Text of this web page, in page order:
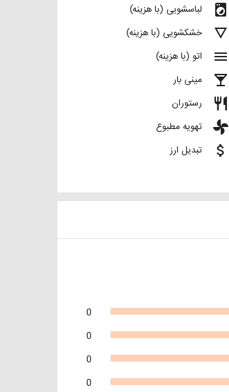
local_laundry_service لباسشویی (با هزینه)
details خشکشویی (با هزینه)
menu اتو (با هزینه)
local_bar مینی بار
restaurant رستوران
toys تهویه مطبوع
attach_money تبدیل ارز
0
0
0
0